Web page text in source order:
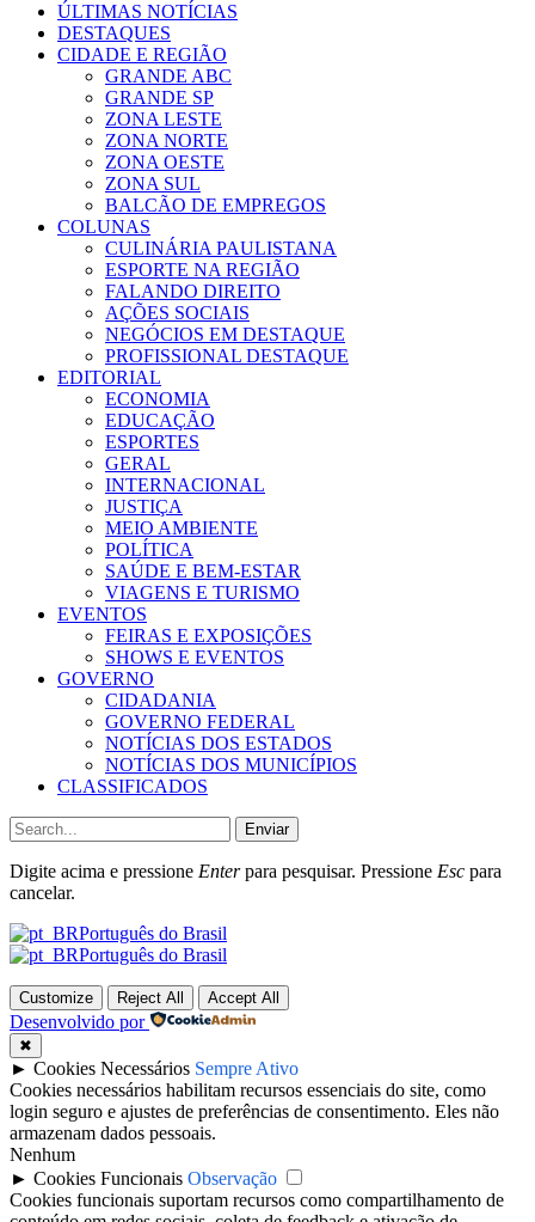
ÚLTIMAS NOTÍCIAS
DESTAQUES
CIDADE E REGIÃO
GRANDE ABC
GRANDE SP
ZONA LESTE
ZONA NORTE
ZONA OESTE
ZONA SUL
BALCÃO DE EMPREGOS
COLUNAS
CULINÁRIA PAULISTANA
ESPORTE NA REGIÃO
FALANDO DIREITO
AÇÕES SOCIAIS
NEGÓCIOS EM DESTAQUE
PROFISSIONAL DESTAQUE
EDITORIAL
ECONOMIA
EDUCAÇÃO
ESPORTES
GERAL
INTERNACIONAL
JUSTIÇA
MEIO AMBIENTE
POLÍTICA
SAÚDE E BEM-ESTAR
VIAGENS E TURISMO
EVENTOS
FEIRAS E EXPOSIÇÕES
SHOWS E EVENTOS
GOVERNO
CIDADANIA
GOVERNO FEDERAL
NOTÍCIAS DOS ESTADOS
NOTÍCIAS DOS MUNICÍPIOS
CLASSIFICADOS
Enviar
Digite acima e pressione Enterpara pesquisar. Pressione Esc para
cancelar.
Português do Brasil
Português do Brasil
Customize Reject All Accept All
Desenvolvido por
✖
► Cookies Necessários Sempre Ativo
Cookies necessários habilitam recursos essenciais do site, como
login seguro e ajustes de preferências de consentimento. Eles não
armazenam dados pessoais.
Nenhum
► Cookies Funcionais Observação
Cookies funcionais suportam recursos como compartilhamento de